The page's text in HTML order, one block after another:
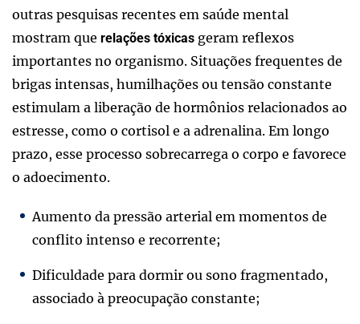
outras pesquisas recentes em saúde mental
mostram que relações tóxicas geram reflexos
importantes no organismo. Situações frequentes de
brigas intensas, humilhações ou tensão constante
estimulam a liberação de hormônios relacionados ao
estresse, como o cortisol e a adrenalina. Em longo
prazo, esse processo sobrecarrega o corpo e favorece
o adoecimento.
Aumento da pressão arterial em momentos de
conflito intenso e recorrente;
Dificuldade para dormir ou sono fragmentado,
associado à preocupação constante;